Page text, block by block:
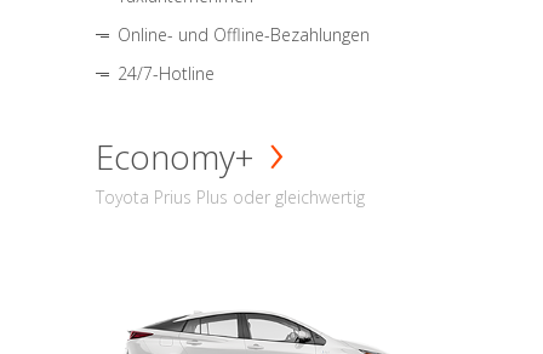
Online- und Offline-Bezahlungen
24/7-Hotline
Economy+
Toyota Prius Plus oder gleichwertig